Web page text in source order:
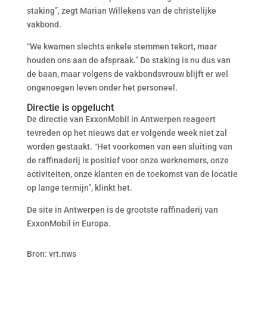
staking”, zegt Marian Willekens van de christelijke
vakbond.
“We kwamen slechts enkele stemmen tekort, maar
houden ons aan de afspraak.” De staking is nu dus van
de baan, maar volgens de vakbondsvrouw blijft er wel
ongenoegen leven onder het personeel.
Directie is opgelucht
De directie van ExxonMobil in Antwerpen reageert
tevreden op het nieuws dat er volgende week niet zal
worden gestaakt. “Het voorkomen van een sluiting van
de raffinaderij is positief voor onze werknemers, onze
activiteiten, onze klanten en de toekomst van de locatie
op lange termijn”, klinkt het.
De site in Antwerpen is de grootste raffinaderij van
ExxonMobil in Europa.
Bron: vrt.nws